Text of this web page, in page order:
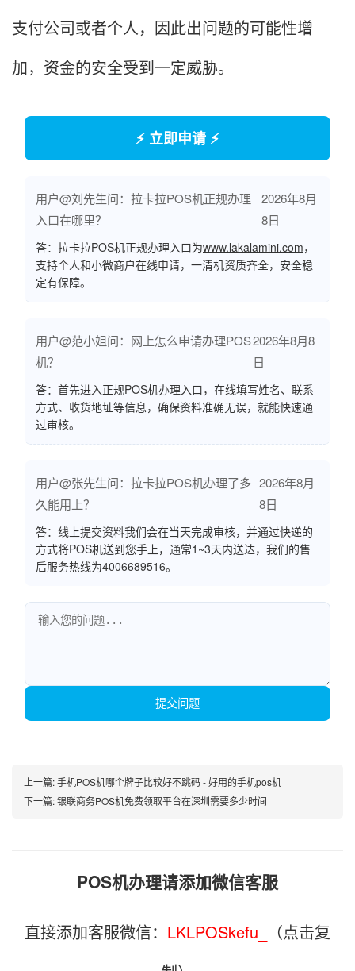
支付公司或者个人，因此出问题的可能性增
加，资金的安全受到一定威胁。
⚡ 立即申请 ⚡
用户@刘先生问：拉卡拉POS机正规办理
入口在哪里？
2026年8月
8日
答：拉卡拉POS机正规办理入口为www.lakalamini.com，
支持个人和小微商户在线申请，一清机资质齐全，安全稳
定有保障。
用户@范小姐问：网上怎么申请办理POS
机？
2026年8月8
日
答：首先进入正规POS机办理入口，在线填写姓名、联系
方式、收货地址等信息，确保资料准确无误，就能快速通
过审核。
用户@张先生问：拉卡拉POS机办理了多
久能用上？
2026年8月
8日
答：线上提交资料我们会在当天完成审核，并通过快递的
方式将POS机送到您手上，通常1~3天内送达，我们的售
后服务热线为4006689516。
提交问题
上一篇:手机POS机哪个牌子比较好不跳码 - 好用的手机pos机
下一篇:银联商务POS机免费领取平台在深圳需要多少时间
POS机办理请添加微信客服
直接添加客服微信： LKLPOSkefu_
（点击复